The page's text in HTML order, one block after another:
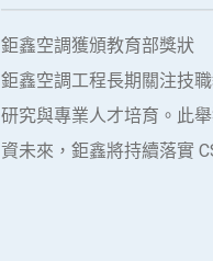
鉅鑫空調獲頒教育部獎狀
鉅鑫空調工程長期關注技
研究與專業人才培育。此
資未來，鉅鑫將持續落實